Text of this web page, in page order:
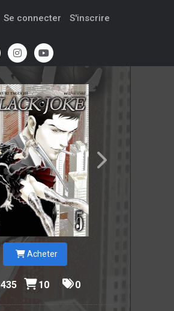
Se connecter S'inscrire
Acheter
435 10 0